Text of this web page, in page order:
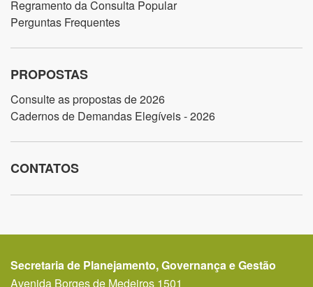
Regramento da Consulta Popular
Perguntas Frequentes
PROPOSTAS
Consulte as propostas de 2026
Cadernos de Demandas Elegíveis - 2026
CONTATOS
Secretaria de Planejamento, Governança e Gestão
Avenida Borges de Medeiros 1501